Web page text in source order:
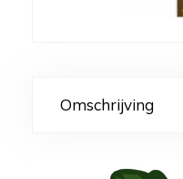
Omschrijving